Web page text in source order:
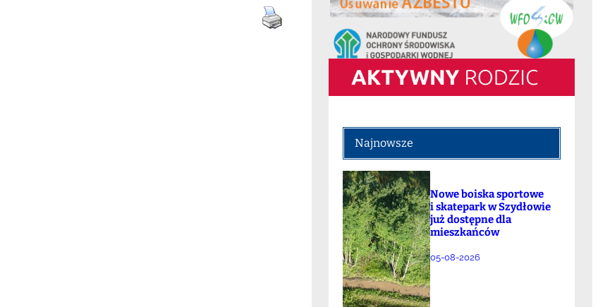
Najnowsze
Nowe boiska sportowe
i skatepark w Szydłowie
już dostępne dla
mieszkańców
05-08-2026